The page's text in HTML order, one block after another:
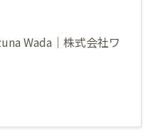
Wada｜株式会社ワ